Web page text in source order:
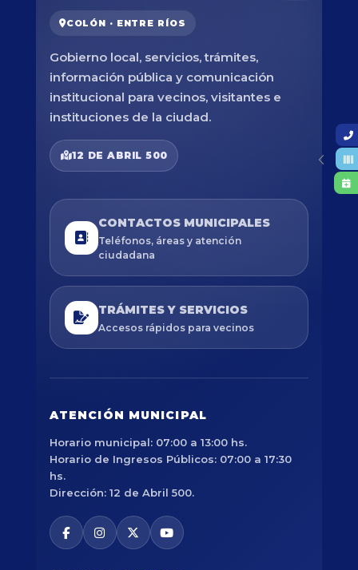
COLÓN · ENTRE RÍOS
Gobierno local, servicios, trámites,
información pública y comunicación
institucional para vecinos, visitantes e
instituciones de la ciudad.
12 DE ABRIL 500
CONTACTOS MUNICIPALES
Teléfonos, áreas y atención
ciudadana
TRÁMITES Y SERVICIOS
Accesos rápidos para vecinos
ATENCIÓN MUNICIPAL
Horario municipal: 07:00 a 13:00 hs.
Horario de Ingresos Públicos: 07:00 a 17:30
hs.
Dirección: 12 de Abril 500.